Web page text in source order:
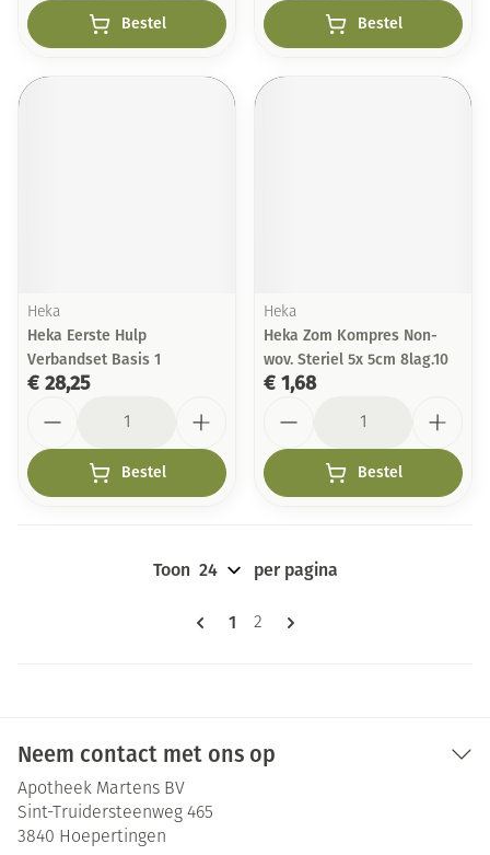
Bestel Bestel
Heka
Heka Eerste Hulp
Verbandset Basis 1
€ 28,25
Bestel
Heka
Heka Zom Kompres Non-
wov. Steriel 5x 5cm 8lag.10
€ 1,68
Bestel
Pagina's
U lees momenteel pagina
1 Pagina
2
Toon per pagina
Neem contact met ons op
Apotheek Martens BV
Sint-Truidersteenweg 465
3840 Hoepertingen